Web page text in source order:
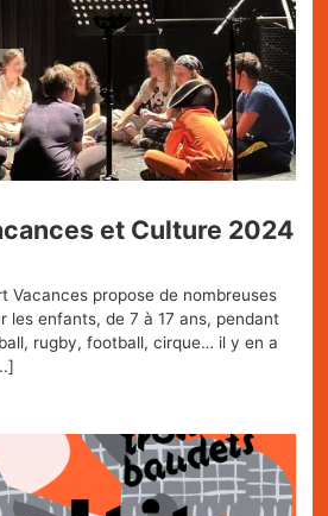
et Culture 2024
Vacances propose de nombreuses
les enfants, de 7 à 17 ans, pendant
rugby, football, cirque… il y en a